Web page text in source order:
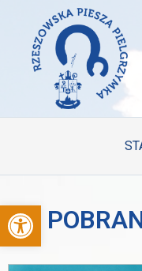
Otwórz
DO